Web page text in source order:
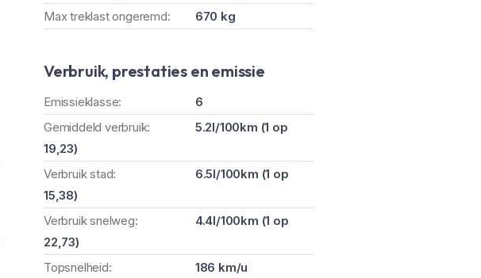
Max treklast ongeremd:
670 kg
Verbruik, prestaties en emissie
Emissieklasse:
6
Gemiddeld verbruik:
5.2l/100km (1 op
19,23)
Verbruik stad:
6.5l/100km (1 op
15,38)
Verbruik snelweg:
4.4l/100km (1 op
22,73)
Topsnelheid:
186 km/u